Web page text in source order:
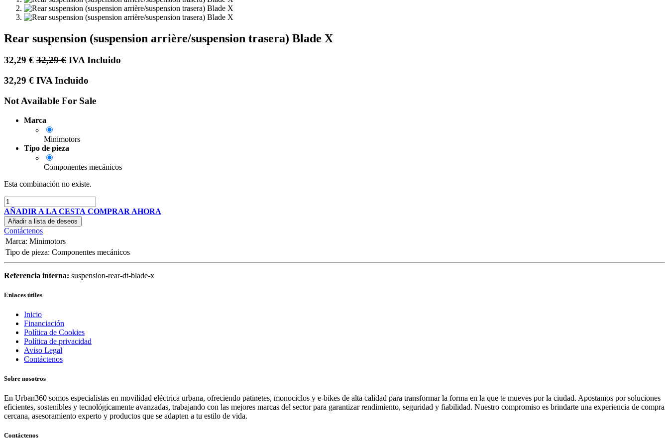
Rear suspension (suspension arrière/suspension trasera) Blade X
32,29 € 32,29€ IVA Incluido
32,29 € IVA Incluido
Not Available For Sale
Marca
Minimotors
Tipo de pieza
Componentes mecánicos
Esta combinación no existe.
AÑADIR A LA CESTA COMPRAR AHORA
Añadir a lista de deseos
Contáctenos
Marca: Minimotors
Tipo de pieza: Componentes mecánicos
Referencia interna: suspension-rear-dt-blade-x
Enlaces útiles
Inicio
Financiación
Política de Cookies
Política de privacidad
Aviso Legal
Contáctenos
Sobre nosotros
En Urban360 somos especialistas en movilidad eléctrica urbana, ofreciendo patinetes, monociclos y e-bikes de alta calidad para transformar la forma en la que te mueves por la ciudad. Apostamos por soluciones
eficientes, sostenibles y tecnológicamente avanzadas, trabajando con las mejores marcas del sector para garantizar rendimiento, seguridad y fiabilidad. Nuestro compromiso es brindarte una experiencia de compra
cercana, asesoramiento experto y productos que se adapten a tu estilo de vida.
Contáctenos